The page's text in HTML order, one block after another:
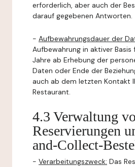
erforderlich, aber auch der
darauf gegebenen Antworten.
- Aufbewahrungsdauer der
Aufbewahrung in aktiver Basis
Jahre ab Erhebung der
Daten oder Ende der
auch ab dem letzten Kontakt
Restaurant.
4.3 Verwaltung
Reservierungen
and-Collect-
- Verarbeitungszweck: Das